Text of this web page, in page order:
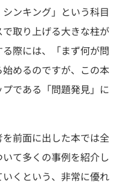
ンキング」という科目
取り上げる大きな柱が
る際には、「まず何が問
めるのですが、この本
である「問題発見」に
前面に出した本では全
て多くの事例を紹介し
くという、非常に優れ